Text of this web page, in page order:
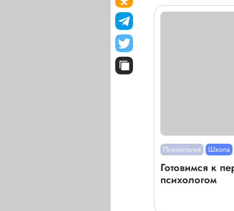
Психология Школа
Готовимся к
психологом